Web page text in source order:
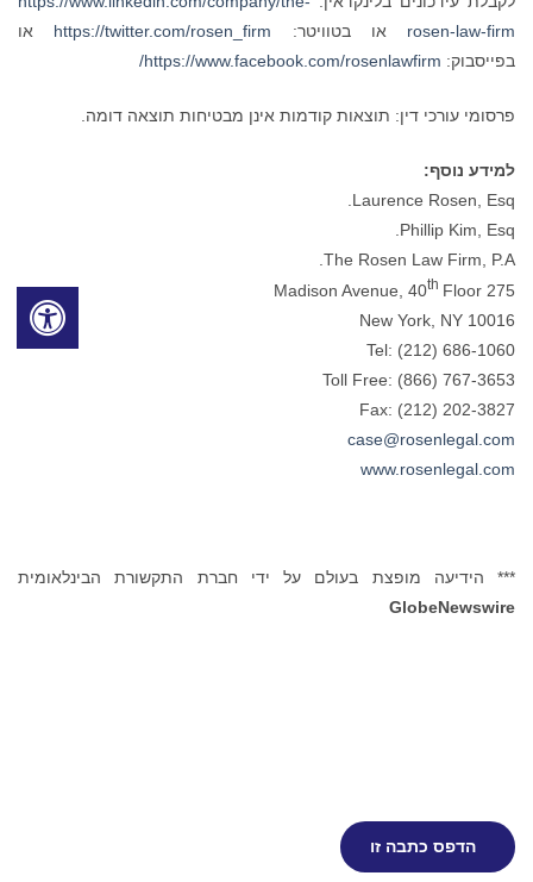
rosen-law-firm או בטוויטר: https://twitter.com/rosen_firm או
בפייסבוק: https://www.facebook.com/rosenlawfirm/
פרסומי עורכי דין: תוצאות קודמות אינן מבטיחות תוצאה דומה.
למידע נוסף:
Laurence Rosen, Esq.
Phillip Kim, Esq.
The Rosen Law Firm, P.A.
275 Madison Avenue, 40
th Floor
New York, NY 10016
Tel: (212) 686-1060
Toll Free: (866) 767-3653
Fax: (212) 202-3827
case@rosenlegal.com
www.rosenlegal.com
*** הידיעה מופצת בעולם על ידי חברת התקשורת הבינלאומית
GlobeNewswire
הדפס כתבה זו